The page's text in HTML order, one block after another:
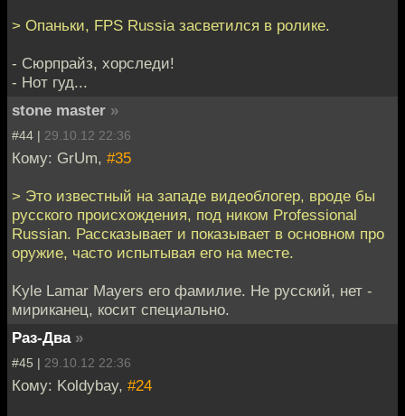
> Опаньки, FPS Russia засветился в ролике.
- Сюрпрайз, хорследи!
- Нот гуд...
stone master »
#44 | 29.10.12 22:36
Кому: GrUm, #35
> Это известный на западе видеоблогер, вроде бы
русского происхождения, под ником Professional
Russian. Рассказывает и показывает в основном про
оружие, часто испытывая его на месте.
Kyle Lamar Mayers его фамилие. Не русский, нет -
мириканец, косит специально.
Раз-Два »
#45 | 29.10.12 22:36
Кому: Koldybay, #24